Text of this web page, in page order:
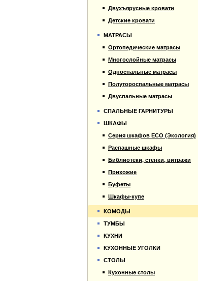
Двухъярусные кровати
Детские кровати
МАТРАСЫ
Ортопедические матрасы
Многослойные матрасы
Односпальные матрасы
Полутороспальные матрасы
Двуспальные матрасы
СПАЛЬНЫЕ ГАРНИТУРЫ
ШКАФЫ
Серия шкафов ECO (Экология)
Распашные шкафы
Библиотеки, стенки, витражи
Прихожие
Буфеты
Шкафы-купе
КОМОДЫ
ТУМБЫ
КУХНИ
КУХОННЫЕ УГОЛКИ
СТОЛЫ
Кухонные столы